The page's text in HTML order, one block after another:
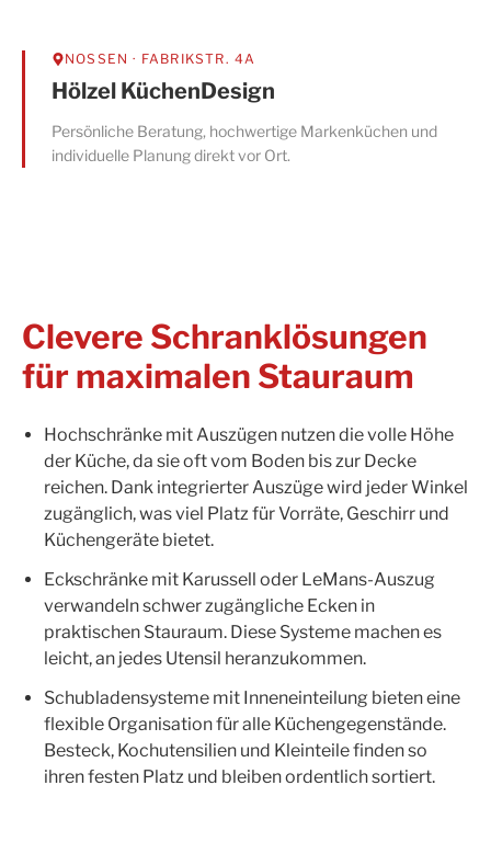
NOSSEN · FABRIKSTR. 4A
Hölzel KüchenDesign
Persönliche Beratung, hochwertige Markenküchen und
individuelle Planung direkt vor Ort.
Clevere Schranklösungen
für maximalen Stauraum
Hochschränke mit Auszügen nutzen die volle Höhe
der Küche, da sie oft vom Boden bis zur Decke
reichen. Dank integrierter Auszüge wird jeder Winkel
zugänglich, was viel Platz für Vorräte, Geschirr und
Küchengeräte bietet.
Eckschränke mit Karussell oder LeMans-Auszug
verwandeln schwer zugängliche Ecken in
praktischen Stauraum. Diese Systeme machen es
leicht, an jedes Utensil heranzukommen.
Schubladensysteme mit Inneneinteilung bieten eine
flexible Organisation für alle Küchengegenstände.
Besteck, Kochutensilien und Kleinteile finden so
ihren festen Platz und bleiben ordentlich sortiert.